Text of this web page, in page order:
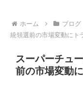
ホーム ブログ
統領選前の市場変動にト
スーパーチュ
前の市場変動